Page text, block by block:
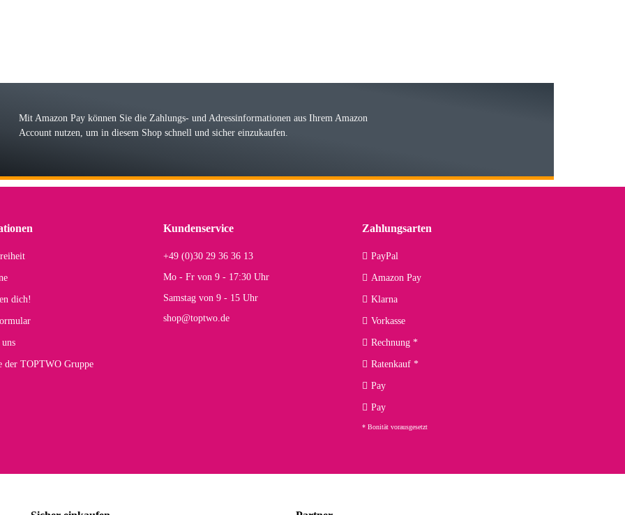
Koffer macht einen sehr soliden Eindruck. Die Zuverlässigkeit muss sich noch in den kommenden Jahren herausstellen. Spannend wird es falls
Mit Amazon Pay können Sie die Zahlungs- und Adressinformationen aus Ihrem Amazon
Account nutzen, um in diesem Shop schnell und sicher einzukaufen.
dich!
der TOPTWO Gruppe
Kundenservice
+49 (0)30 29 36 36 13
Mo - Fr von 9 - 17:30 Uhr
Samstag von 9 - 15 Uhr
shop@toptwo.de
Zahlungsarten
PayPal
Amazon Pay
Klarna
Vorkasse
Rechnung *
Ratenkauf *
Pay
Pay
* Bonität vorausgesetzt